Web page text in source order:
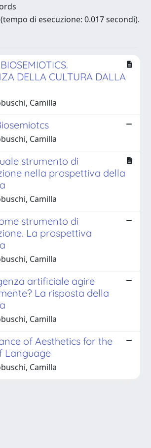
di esecuzione: 0.017 secondi).
DELLA CULTURA DALLA
Camilla
Camilla
strumento di
nella prospettiva della
Camilla
strumento di
La prospettiva
Camilla
artificiale agire
La risposta della
Camilla
of Aesthetics for the
Language
Camilla